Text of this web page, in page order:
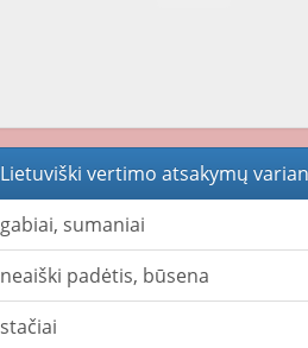
Lietuviški vertimo atsakymų
gabiai, sumaniai
neaiški padėtis, būsena
stačiai